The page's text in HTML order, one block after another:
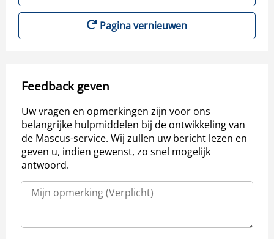
Pagina vernieuwen
Feedback geven
Uw vragen en opmerkingen zijn voor ons
belangrijke hulpmiddelen bij de ontwikkeling van
de Mascus-service. Wij zullen uw bericht lezen en
geven u, indien gewenst, zo snel mogelijk
antwoord.